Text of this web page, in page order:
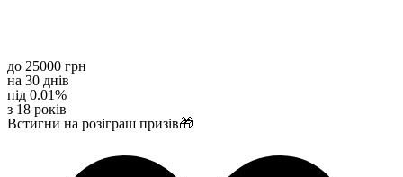
до 25000 грн
на 30 днів
під 0.01%
з 18 років
Встигни на розіграш призів🎁